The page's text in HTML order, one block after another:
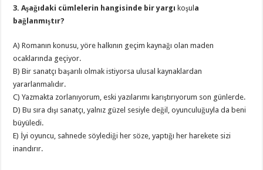
3. Aşağıdaki cümlelerin hangisinde bir yargı koşul a
bağlanmıştır?
A) Romanın konusu, yöre halkının geçim kaynağı olan maden
ocaklarında geçiyor.
B) Bir sanatçı başarılı olmak istiyorsa ulusal kaynaklardan
yararlanmalıdır.
C) Yazmakta zorlanıyorum, eski yazılarımı karıştırıyorum son günlerde.
D) Bu sıra dışı sanatçı, yalnız güzel sesiyle değil, oyunculuğuyla da beni
büyüledi.
E) İyi oyuncu, sahnede söylediği her söze, yaptığı her harekete sizi
inandırır.